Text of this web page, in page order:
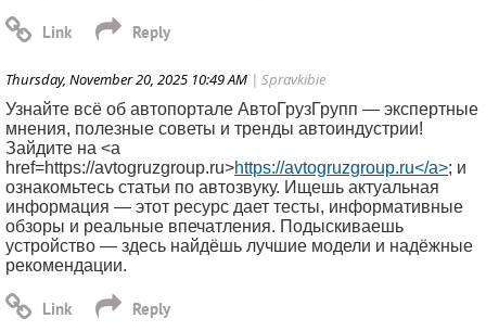
Thursday, November 20, 2025 10:49 AM | Spravkibie
Узнайте всё об автопортале АвтоГрузГрупп — экспертные
мнения, полезные советы и тренды автоиндустрии!
Зайдите на <a
href=https://avtogruzgroup.ru>https://avtogruzgroup.ru</a>; и
ознакомьтесь статьи по автозвуку. Ищешь актуальная
информация — этот ресурс дает тесты, информативные
обзоры и реальные впечатления. Подыскиваешь
устройство — здесь найдёшь лучшие модели и надёжные
рекомендации.